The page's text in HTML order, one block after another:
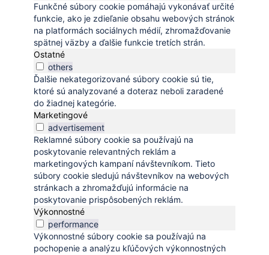
Funkčné súbory cookie pomáhajú vykonávať určité
funkcie, ako je zdieľanie obsahu webových stránok
na platformách sociálnych médií, zhromažďovanie
spätnej väzby a ďalšie funkcie tretích strán.
Ostatné
others
Ďalšie nekategorizované súbory cookie sú tie,
ktoré sú analyzované a doteraz neboli zaradené
do žiadnej kategórie.
Marketingové
advertisement
Reklamné súbory cookie sa používajú na
poskytovanie relevantných reklám a
marketingových kampaní návštevníkom. Tieto
súbory cookie sledujú návštevníkov na webových
stránkach a zhromažďujú informácie na
poskytovanie prispôsobených reklám.
Výkonnostné
performance
Výkonnostné súbory cookie sa používajú na
pochopenie a analýzu kľúčových výkonnostných